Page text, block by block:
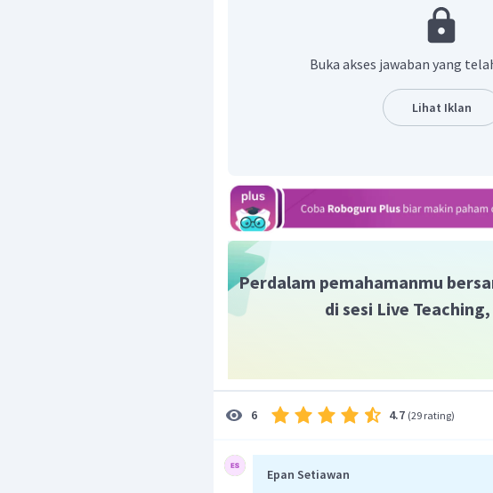
"Pemandangannya bagus sekali."
Jadi jawaban yang tepat adalah A
Buka akses jawaban yang
Lihat Iklan
Perdalam pemahamanmu
di sesi Live Teaching,
6 4.7 (29 rating)
Epan Setiawan